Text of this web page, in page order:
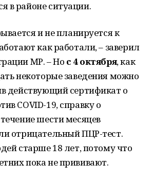
в районе ситуации.
и не планируется к
как работали, – заверил
МР. – Но с 4 октября, как
некоторые заведения можно
действующий сертификат о
COVID-19, справку о
шести месяцев
отрицательный ПЦР-тест.
старше 18 лет, потому что
пока не прививают.